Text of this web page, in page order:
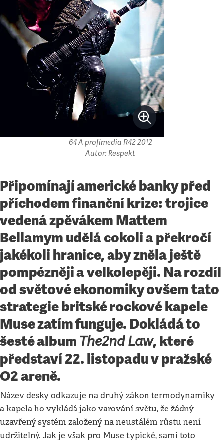
64 A profimedia R42 2012
Autor: Respekt
Připomínají americké banky před
příchodem finanční krize: trojice
vedená zpěvákem Mattem
Bellamym udělá cokoli a překročí
jakékoli hranice, aby zněla ještě
pompézněji a velkolepěji. Na rozdíl
od světové ekonomiky ovšem tato
strategie britské rockové kapele
Muse zatím funguje. Dokládá to
šesté album The2nd Law, které
představí 22. listopadu v pražské
O2 areně.
Název desky odkazuje na druhý zákon termodynamiky
a kapela ho vykládá jako varování světu, že žádný
uzavřený systém založený na neustálém růstu není
udržitelný. Jak je však pro Muse typické, sami toto